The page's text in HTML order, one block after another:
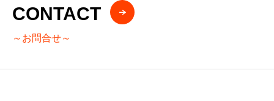
CONTACT
～お問合せ～